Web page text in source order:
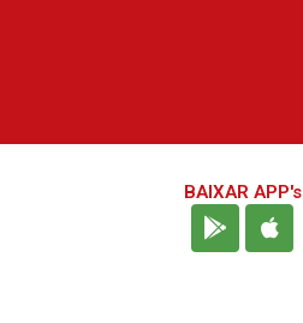
BAIXAR APP's